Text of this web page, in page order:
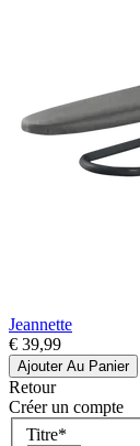
Jeannette
€ 39,99
Ajouter Au Panier
Retour
Créer un compte
Titre*